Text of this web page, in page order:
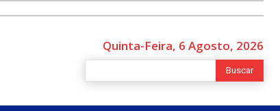
Quinta-Feira, 6 Agosto, 2026
Buscar